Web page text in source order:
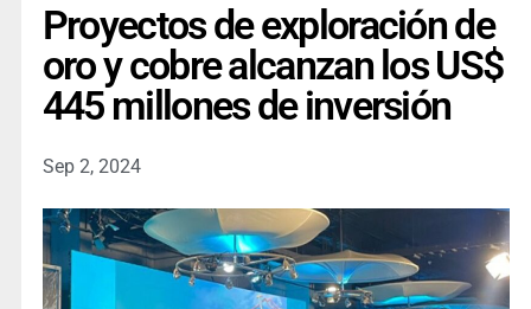
Proyectos de exploración de
oro y cobre alcanzan los US$
445 millones de inversión
Sep 2, 2024